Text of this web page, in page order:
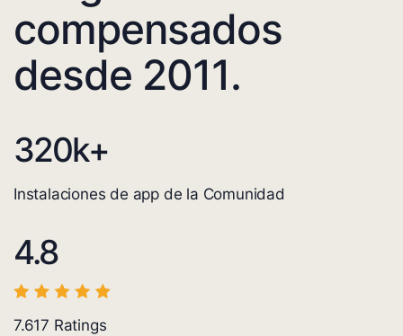
compensados
desde 2011.
320k+
Instalaciones de app de la Comunidad
4.8
7.617 Ratings